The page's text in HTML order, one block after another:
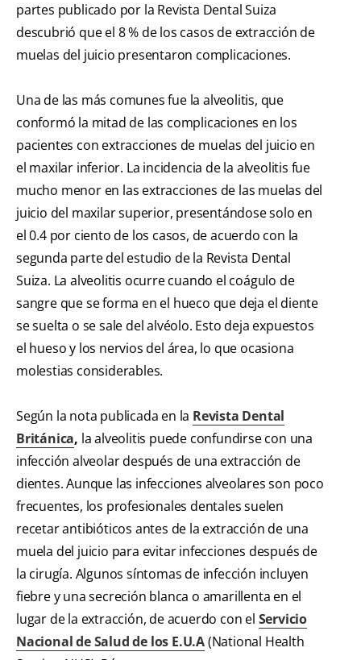
partes publicado por la Revista Dental Suiza
descubrió que el 8 % de los casos de extracción de
muelas del juicio presentaron complicaciones.
Una de las más comunes fue la alveolitis, que
conformó la mitad de las complicaciones en los
pacientes con extracciones de muelas del juicio en
el maxilar inferior. La incidencia de la alveolitis fue
mucho menor en las extracciones de las muelas del
juicio del maxilar superior, presentándose solo en
el 0.4 por ciento de los casos, de acuerdo con la
segunda parte del estudio de la Revista Dental
Suiza. La alveolitis ocurre cuando el coágulo de
sangre que se forma en el hueco que deja el diente
se suelta o se sale del alvéolo. Esto deja expuestos
el hueso y los nervios del área, lo que ocasiona
molestias considerables.
Según la nota publicada en la Revista Dental
Británica, la alveolitis puede confundirse con una
infección alveolar después de una extracción de
dientes. Aunque las infecciones alveolares son poco
frecuentes, los profesionales dentales suelen
recetar antibióticos antes de la extracción de una
muela del juicio para evitar infecciones después de
la cirugía. Algunos síntomas de infección incluyen
fiebre y una secreción blanca o amarillenta en el
lugar de la extracción, de acuerdo con el Servicio
Nacional de Salud de los E.U.A(National Health